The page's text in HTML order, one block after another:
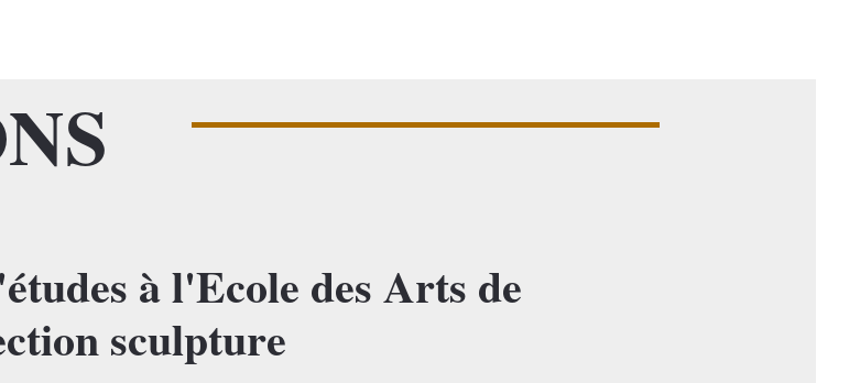
à l'Ecole des Arts de
sculpture